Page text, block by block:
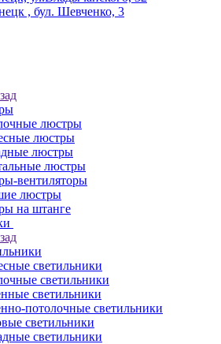
, бул. Шевченко, 3
люстры
люстры
люстры
люстры
вентиляторы
люстры
на штанге
светильники
светильники
светильники
потолочные светильники
светильники
светильники